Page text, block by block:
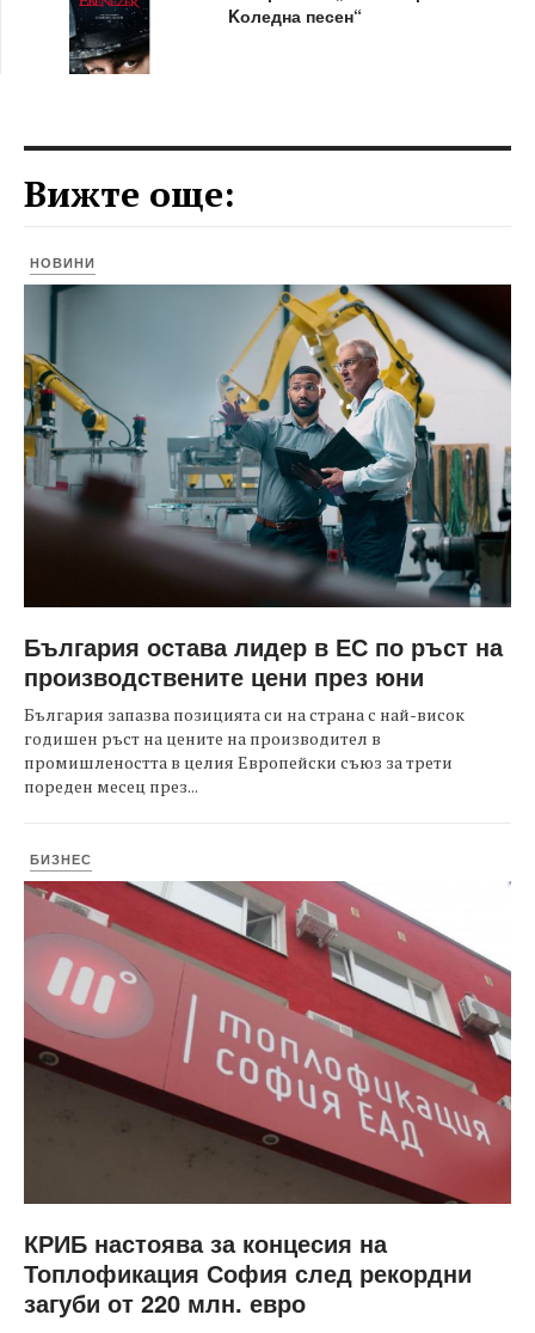
Kоледна песен“
Вижте още:
НОВИНИ
България остава лидер в ЕС по ръст на
производствените цени през юни
България запазва позицията си на страна с най-висок
годишен ръст на цените на производител в
промишлеността в целия Европейски съюз за трети
пореден месец през...
БИЗНЕС
КРИБ настоява за концесия на
Топлофикация София след рекордни
загуби от 220 млн. евро